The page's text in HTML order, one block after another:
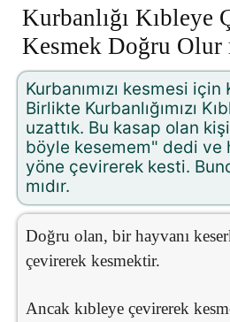
Kurbanlığı Kıbleye
Kesmek Doğru Olur
Kurbanımızı kesmesi için
Birlikte Kurbanlığımızı
uzattık. Bu kasap olan
böyle kesemem" dedi ve
yöne çevirerek kesti.
mıdır.
Doğru olan, bir hayvanı
çevirerek kesmektir.
Ancak kıbleye çevirerek